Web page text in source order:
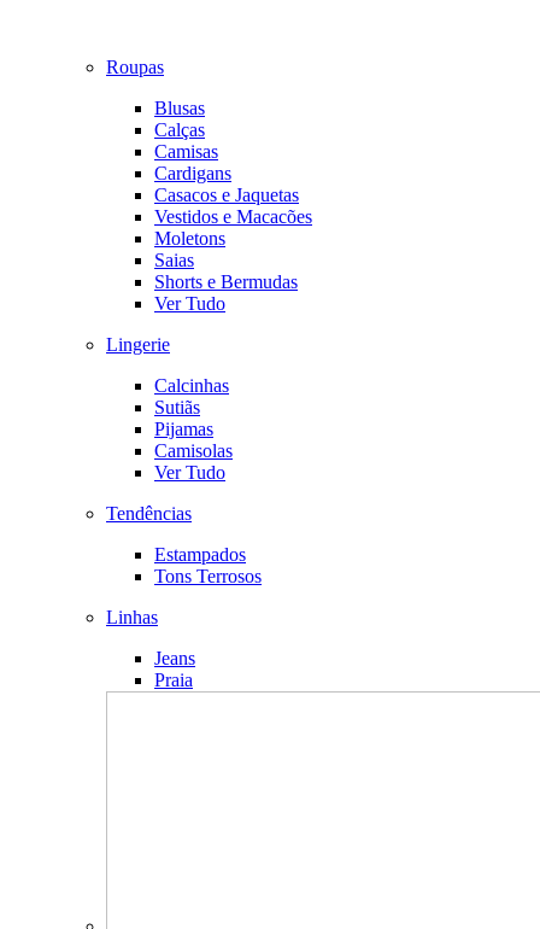
Roupas
Blusas
Calças
Camisas
Cardigans
Casacos e Jaquetas
Vestidos e Macacões
Moletons
Saias
Shorts e Bermudas
Ver Tudo
Lingerie
Calcinhas
Sutiãs
Pijamas
Camisolas
Ver Tudo
Tendências
Estampados
Tons Terrosos
Linhas
Jeans
Praia